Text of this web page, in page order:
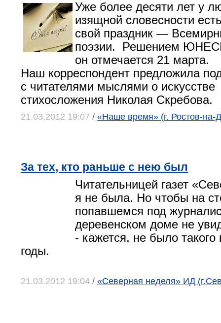
Уже более десяти лет у
изящной словесности
свой праздник —
поэзии. Решением
он отмечается 21 марта.
Наш корреспондент предложила
с читателями мыслями о искусстве
стихосложения Николая Скребова.
21.03.2012 19:07 / «Наше время» (г. Ростов-на-
За тех, кто раньше с нею был
Читательницей газет
я не была. Но чтобы на
попавшемся под
деревенском доме не
- кажется, не было
годы.
21.03.2012 19:04 / «Северная неделя» ИД